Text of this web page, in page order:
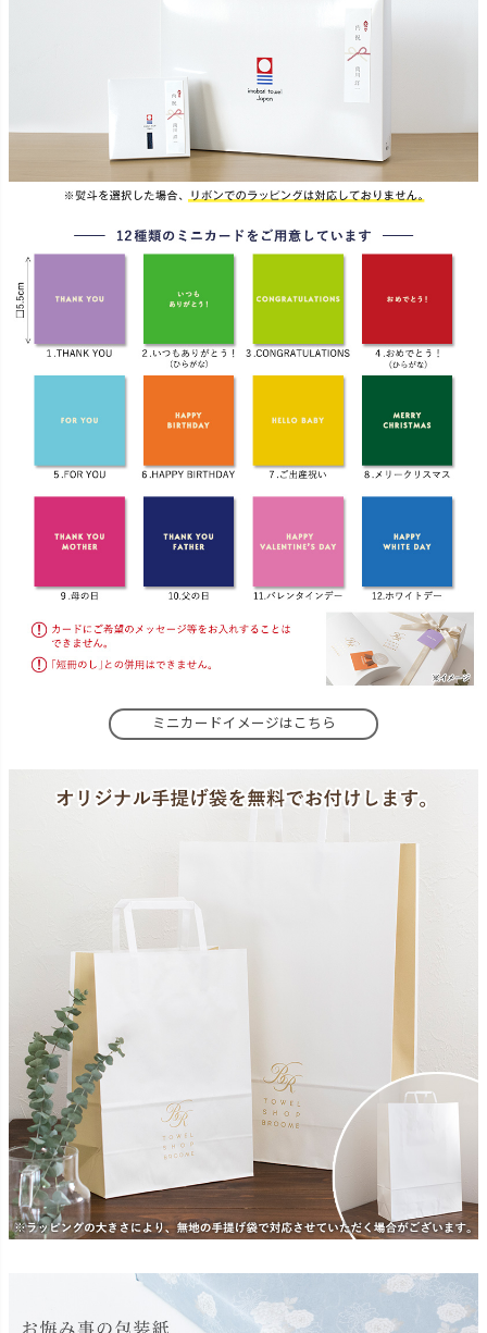
ミニカードイメージはこちら